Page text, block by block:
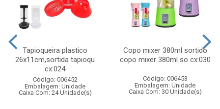
Tapioqueira plastico
26x11cm,sortida tapioqu
cx:024
Código: 006452
Embalagem: Unidade
Caixa Com: 24 Unidade(s)
Copo mixer 380ml sortido
copo mixer 380ml so cx:030
Código: 006453
Embalagem: Unidade
Caixa Com: 30 Unidade(s)